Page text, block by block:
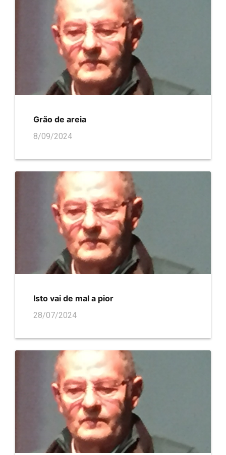
Grão de areia
8/09/2024
Isto vai de mal a pior
28/07/2024